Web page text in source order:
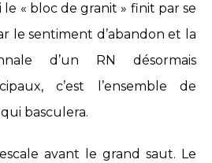
« bloc de granit » finit par se
le sentiment d’abandon et la
d’un RN désormais
c’est l’ensemble de
basculera.
avant le grand saut. Le